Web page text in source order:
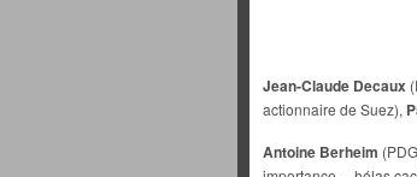
Jean-Claude Decaux
actionnaire de Suez),
Antoine Berheim